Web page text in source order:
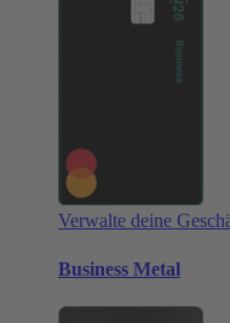
Verwalte deine
Business Metal